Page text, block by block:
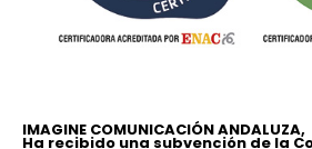
IMAGINE COMUNICACIÓN ANDALUZA,
Ha recibido una subvención de la